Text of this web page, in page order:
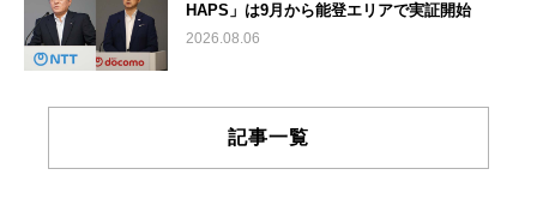
HAPS」は9月から能登エリアで実証開始
2026.08.06
記事一覧